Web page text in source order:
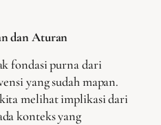
dan Aturan
fondasi purna dari
yang sudah mapan.
melihat implikasi dari
konteks yang